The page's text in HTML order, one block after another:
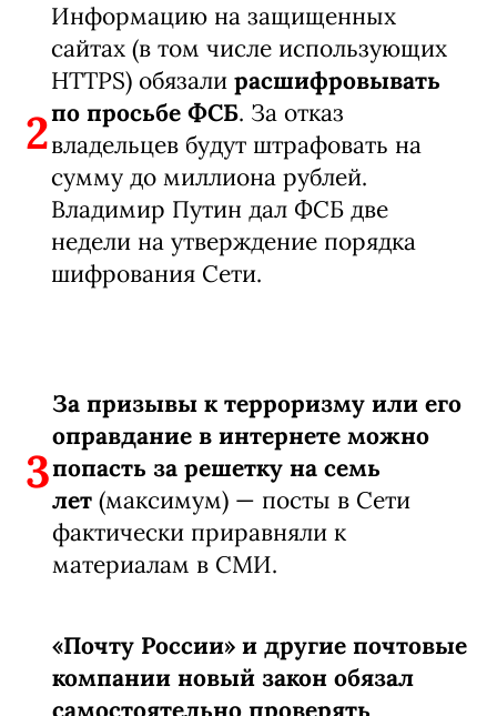
2
Информацию на защищенных
сайтах (в том числе использующих
HTTPS) обязали расшифровывать
по просьбе ФСБ. За отказ
владельцев будут штрафовать на
сумму до миллиона рублей.
Владимир Путин дал ФСБ две
недели на утверждение порядка
шифрования Сети.
3
За призывы к терроризму или его
оправдание в интернете можно
попасть за решетку на семь
лет (максимум) — посты в Сети
фактически приравняли к
материалам в СМИ.
«Почту России» и другие почтовые
компании новый закон обязал
самостоятельно проверять